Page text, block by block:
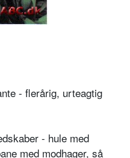
- flerårig, urteagtig
- hule med
med modhager, så